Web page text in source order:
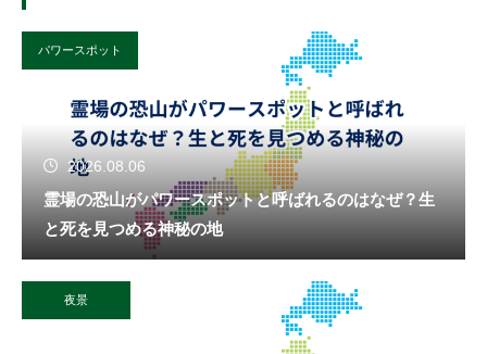
パワースポット
2026.08.06
霊場の恐山がパワースポットと呼ばれるのはなぜ？生
と死を見つめる神秘の地
夜景